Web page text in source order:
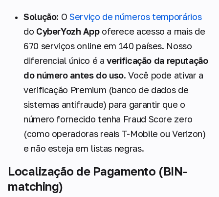
Solução: OServiço de números temporários
do CyberYozh Appoferece acesso a mais de
670 serviços online em 140 países. Nosso
diferencial único é averificação da reputação
do número antes do uso. Você pode ativar a
verificação Premium (banco de dados de
sistemas antifraude) para garantir que o
número fornecido tenha Fraud Score zero
(como operadoras reais T-Mobile ou Verizon)
e não esteja em listas negras.
Localização de Pagamento (BIN-
matching)